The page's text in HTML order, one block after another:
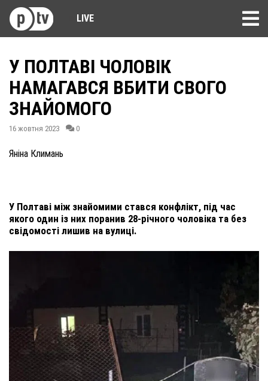
LIVE
У ПОЛТАВІ ЧОЛОВІК
НАМАГАВСЯ ВБИТИ СВОГО
ЗНАЙОМОГО
16 жовтня 2023 0
Яніна Климань
У Полтаві між знайомими стався конфлікт, під час
якого один із них поранив 28-річного чоловіка та без
свідомості лишив на вулиці.